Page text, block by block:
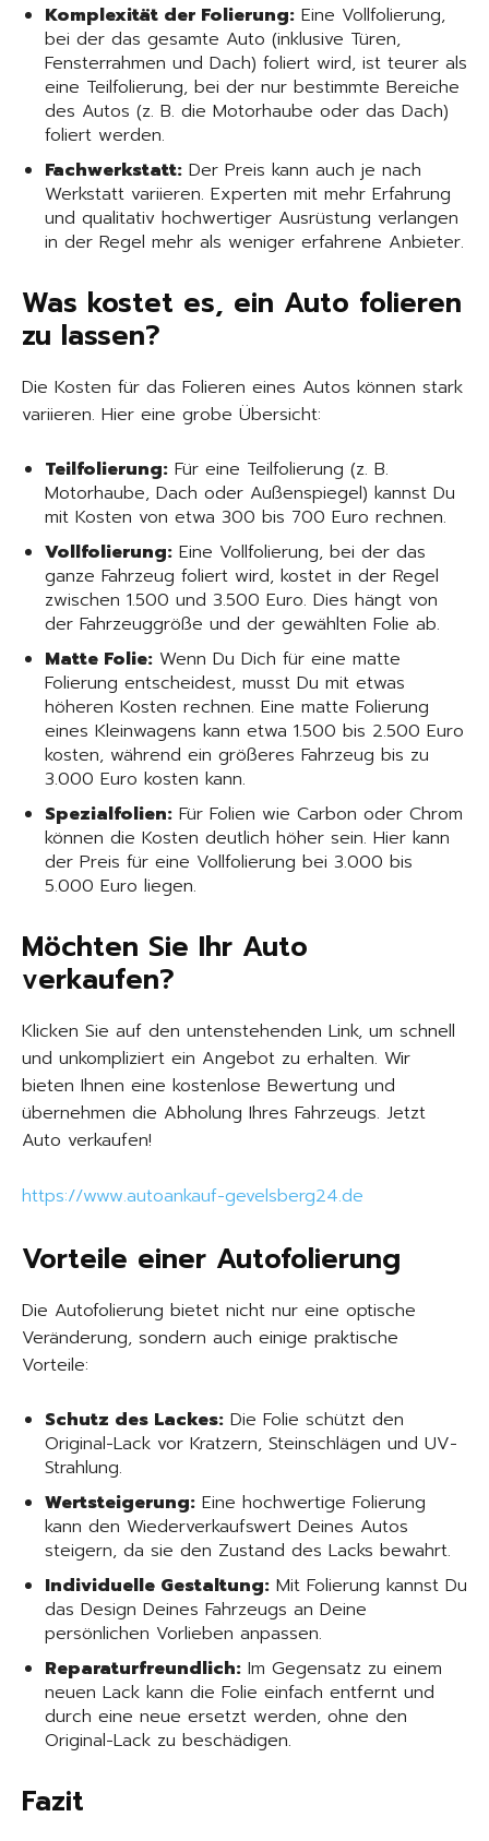
Komplexität der Folierung: Eine Vollfolierung,
bei der das gesamte Auto (inklusive Türen,
Fensterrahmen und Dach) foliert wird, ist teurer als
eine Teilfolierung, bei der nur bestimmte Bereiche
des Autos (z. B. die Motorhaube oder das Dach)
foliert werden.
Fachwerkstatt: Der Preis kann auch je nach
Werkstatt variieren. Experten mit mehr Erfahrung
und qualitativ hochwertiger Ausrüstung verlangen
in der Regel mehr als weniger erfahrene Anbieter.
Was kostet es, ein Auto folieren
zu lassen?
Die Kosten für das Folieren eines Autos können stark
variieren. Hier eine grobe Übersicht:
Teilfolierung: Für eine Teilfolierung (z. B.
Motorhaube, Dach oder Außenspiegel) kannst Du
mit Kosten von etwa 300 bis 700 Euro rechnen.
Vollfolierung: Eine Vollfolierung, bei der das
ganze Fahrzeug foliert wird, kostet in der Regel
zwischen 1.500 und 3.500 Euro. Dies hängt von
der Fahrzeuggröße und der gewählten Folie ab.
Matte Folie: Wenn Du Dich für eine matte
Folierung entscheidest, musst Du mit etwas
höheren Kosten rechnen. Eine matte Folierung
eines Kleinwagens kann etwa 1.500 bis 2.500 Euro
kosten, während ein größeres Fahrzeug bis zu
3.000 Euro kosten kann.
Spezialfolien: Für Folien wie Carbon oder Chrom
können die Kosten deutlich höher sein. Hier kann
der Preis für eine Vollfolierung bei 3.000 bis
5.000 Euro liegen.
Möchten Sie Ihr Auto
verkaufen?
Klicken Sie auf den untenstehenden Link, um schnell
und unkompliziert ein Angebot zu erhalten. Wir
bieten Ihnen eine kostenlose Bewertung und
übernehmen die Abholung Ihres Fahrzeugs. Jetzt
Auto verkaufen!
https://www.autoankauf-gevelsberg24.de
Vorteile einer Autofolierung
Die Autofolierung bietet nicht nur eine optische
Veränderung, sondern auch einige praktische
Vorteile:
Schutz des Lackes: Die Folie schützt den
Original-Lack vor Kratzern, Steinschlägen und UV-
Strahlung.
Wertsteigerung: Eine hochwertige Folierung
kann den Wiederverkaufswert Deines Autos
steigern, da sie den Zustand des Lacks bewahrt.
Individuelle Gestaltung: Mit Folierung kannst Du
das Design Deines Fahrzeugs an Deine
persönlichen Vorlieben anpassen.
Reparaturfreundlich: Im Gegensatz zu einem
neuen Lack kann die Folie einfach entfernt und
durch eine neue ersetzt werden, ohne den
Original-Lack zu beschädigen.
Fazit